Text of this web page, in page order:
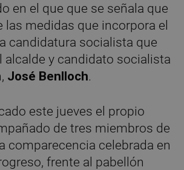
en el que que se señala que
las medidas que incorpora el
candidatura socialista que
alcalde y candidato socialista
José Benlloch.
este jueves el propio
de tres miembros de
comparecencia celebrada en
frente al pabellón